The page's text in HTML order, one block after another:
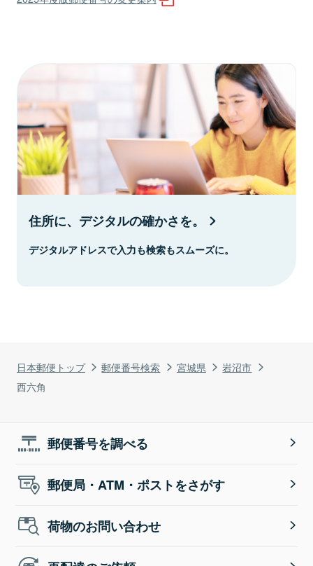
日本郵便トップ 郵便番号検索 宮城県
岩沼市
西六角
住所に、デジタルの確かさを。
デジタルアドレスで入力も検索もスムーズに。
郵便番号を調べる
郵便局・ATM・ポストをさがす
荷物のお問い合わせ